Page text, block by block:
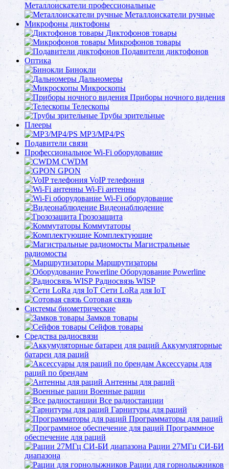
Металлоискатели профессиональные
Металлоискатели ручные
Микрофоны диктофоны
Диктофонов товары
Микрофонов товары
Подавители диктофонов
Оптика
Бинокли
Дальномеры
Микроскопы
Приборы ночного видения
Телескопы
Трубы зрительные
Плееры
MP3/MP4/PS
Подавители связи
Профессиональное Wi-Fi оборудование
CWDM
GPON
VoIP телефония
Wi-Fi антенны
Wi-Fi оборудование
Видеонаблюдение
Грозозащита
Коммутаторы
Комплектующие
Магистральные
радиомосты
Маршрутизаторы
Оборудование Powerline
Радиосвязь WISP
Сети LoRa для IoT
Сотовая связь
Системы биометрические
Замков товары
Сейфов товары
Средства радиосвязи
Аккумуляторные
батареи для раций
Аксессуары для
раций по брендам
Антенны для раций
Военные рации
Все радиостанции
Гарнитуры для раций
Программаторы для раций
Программное
обеспечение для раций
Рации 27МГц СИ-БИ
диапазона
Рации для горнолыжников